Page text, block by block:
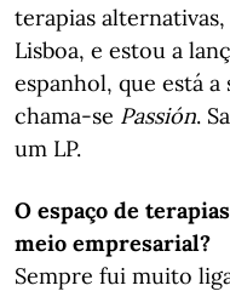
terapias
Lisboa, e estou a
espanhol, que está
chama-se Passión.
um LP.
O espaço de
meio empresarial?
Sempre fui muito